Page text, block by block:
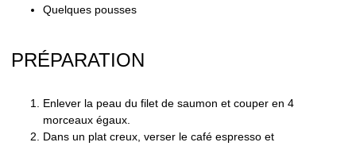
Quelques pousses
PRÉPARATION
Enlever la peau du filet de saumon et couper en 4
morceaux égaux.
Dans un plat creux, verser le café espresso et